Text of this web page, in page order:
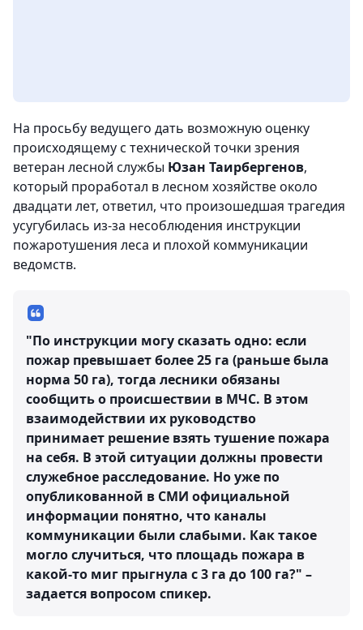
На просьбу ведущего дать возможную оценку
происходящему с технической точки зрения
ветеран лесной службы Юзан Таирбергенов,
который проработал в лесном хозяйстве около
двадцати лет, ответил, что произошедшая трагедия
усугубилась из-за несоблюдения инструкции
пожаротушения леса и плохой коммуникации
ведомств.
"По инструкции могу сказать одно: если
пожар превышает более 25 га (раньше была
норма 50 га), тогда лесники обязаны
сообщить о происшествии в МЧС. В этом
взаимодействии их руководство
принимает решение взять тушение пожара
на себя. В этой ситуации должны провести
служебное расследование. Но уже по
опубликованной в СМИ официальной
информации понятно, что каналы
коммуникации были слабыми. Как такое
могло случиться, что площадь пожара в
какой-то миг прыгнула с 3 га до 100 га?" –
задается вопросом спикер.